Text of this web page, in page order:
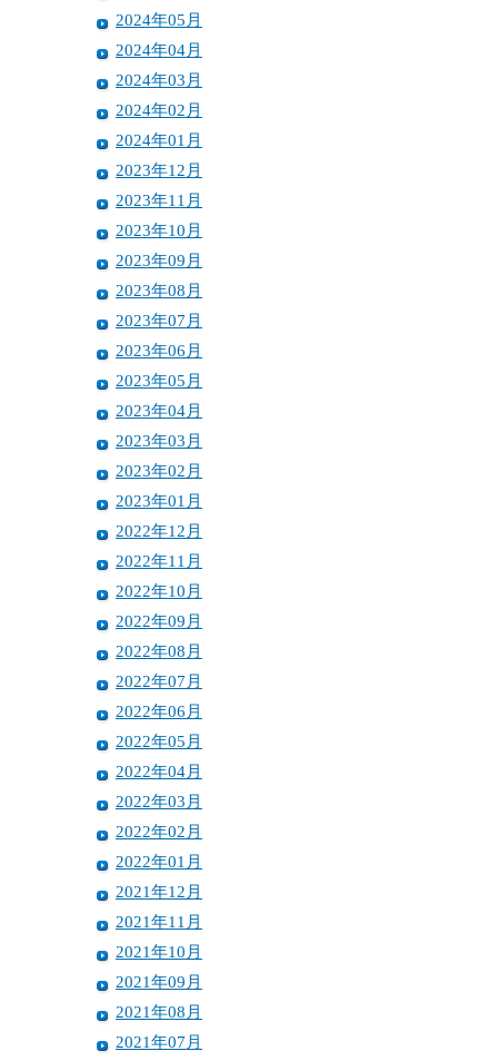
2024年05月
2024年04月
2024年03月
2024年02月
2024年01月
2023年12月
2023年11月
2023年10月
2023年09月
2023年08月
2023年07月
2023年06月
2023年05月
2023年04月
2023年03月
2023年02月
2023年01月
2022年12月
2022年11月
2022年10月
2022年09月
2022年08月
2022年07月
2022年06月
2022年05月
2022年04月
2022年03月
2022年02月
2022年01月
2021年12月
2021年11月
2021年10月
2021年09月
2021年08月
2021年07月